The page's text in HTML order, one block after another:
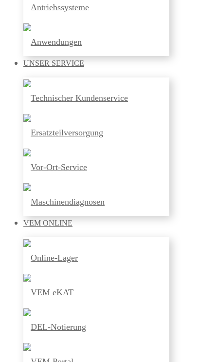
Antriebssysteme
Anwendungen
UNSER SERVICE
Technischer Kundenservice
Ersatzteilversorgung
Vor-Ort-Service
Maschinendiagnosen
VEM ONLINE
Online-Lager
VEM eKAT
DEL-Notierung